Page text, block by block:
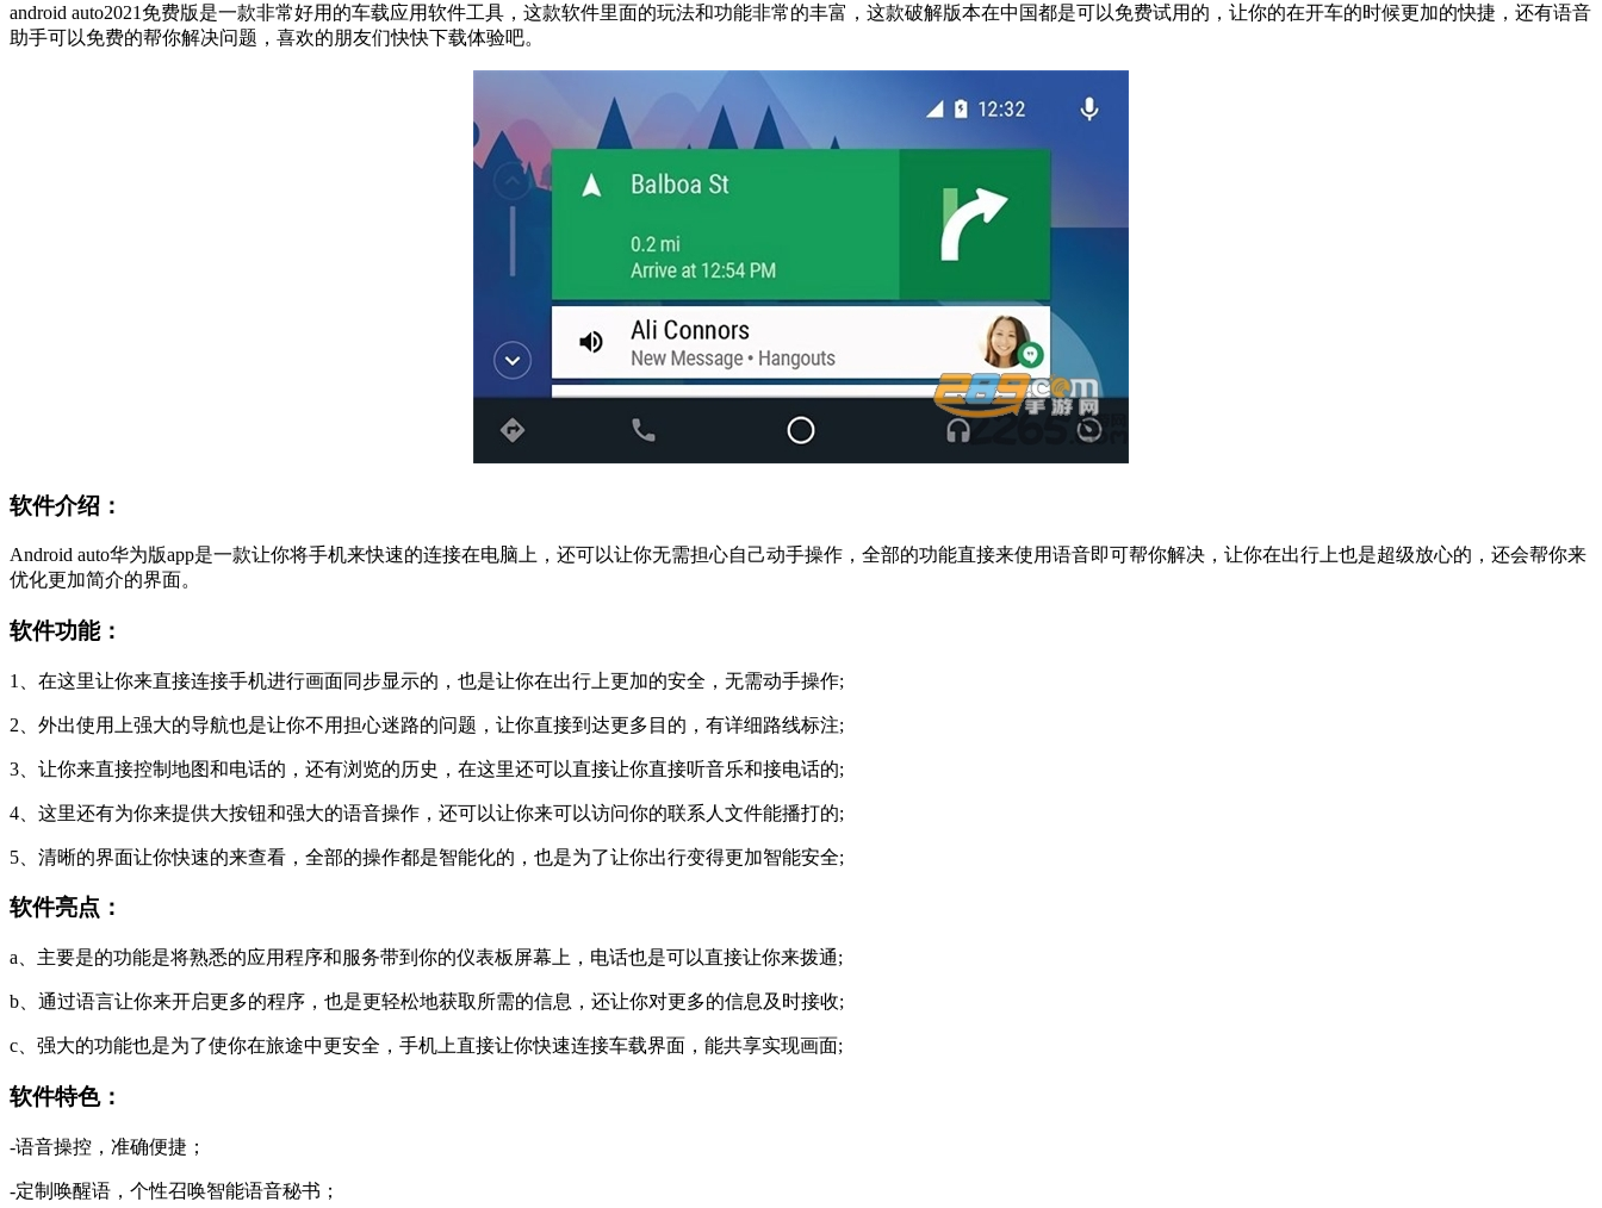
android auto2021免费版是一款非常好用的车载应用软件工具，这款软件里面的玩法和功能非常的丰富，这款破解版本在中国都是可以免费试用的，让你的在开车的时候更加的快捷，还有语音
助手可以免费的帮你解决问题，喜欢的朋友们快快下载体验吧。
软件介绍：
Android auto华为版app是一款让你将手机来快速的连接在电脑上，还可以让你无需担心自己动手操作，全部的功能直接来使用语音即可帮你解决，让你在出行上也是超级放心的，还会帮你来
优化更加简介的界面。
软件功能：
1、在这里让你来直接连接手机进行画面同步显示的，也是让你在出行上更加的安全，无需动手操作;
2、外出使用上强大的导航也是让你不用担心迷路的问题，让你直接到达更多目的，有详细路线标注;
3、让你来直接控制地图和电话的，还有浏览的历史，在这里还可以直接让你直接听音乐和接电话的;
4、这里还有为你来提供大按钮和强大的语音操作，还可以让你来可以访问你的联系人文件能播打的;
5、清晰的界面让你快速的来查看，全部的操作都是智能化的，也是为了让你出行变得更加智能安全;
软件亮点：
a、主要是的功能是将熟悉的应用程序和服务带到你的仪表板屏幕上，电话也是可以直接让你来拨通;
b、通过语言让你来开启更多的程序，也是更轻松地获取所需的信息，还让你对更多的信息及时接收;
c、强大的功能也是为了使你在旅途中更安全，手机上直接让你快速连接车载界面，能共享实现画面;
软件特色：
-语音操控，准确便捷；
-定制唤醒语，个性召唤智能语音秘书；